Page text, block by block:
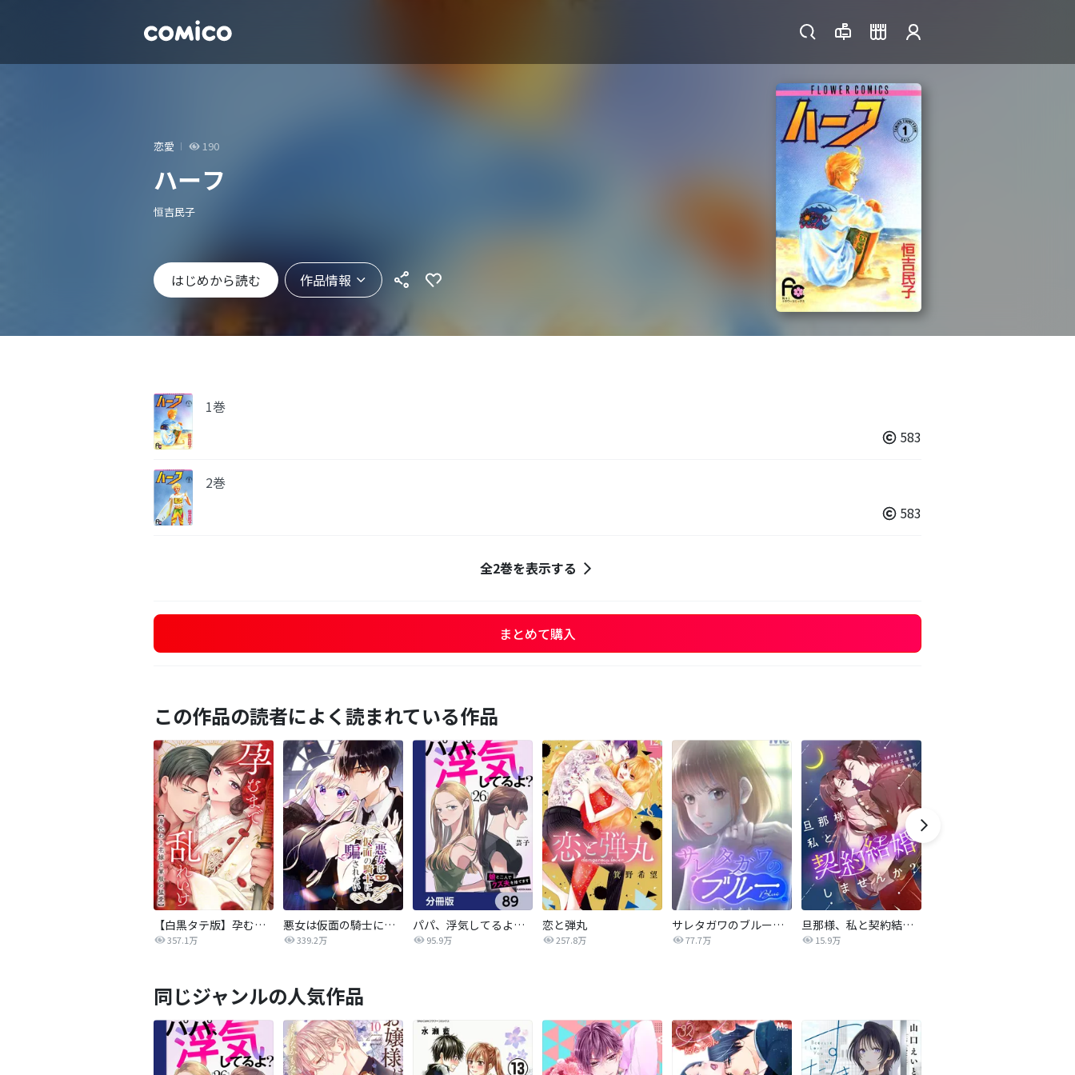
恋愛 190
ハーフ
恒吉民子
はじめから読む 作品情報
1巻
583
2巻
583
全2巻を表示する
まとめて購入
この作品の読者によく読まれている作品
【白黒タテ版】孕むまで乱れいけ～身代わり花嫁と軍服の猛愛
357.1万
悪女は仮面の騎士に騙されない
339.2万
パパ、浮気してるよ？娘と二人でクズ夫を捨てます【分冊版】
95.9万
恋と弾丸
257.8万
サレタガワのブルー【タテヨミ】
77.7万
旦那様、私と契約結婚しませんか？【タテヨミ】
15.9万
同じジャンルの人気作品